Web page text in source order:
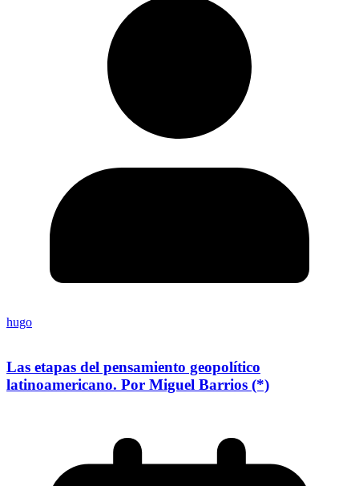
hugo
Las etapas del pensamiento geopolítico
latinoamericano. Por Miguel Barrios (*)